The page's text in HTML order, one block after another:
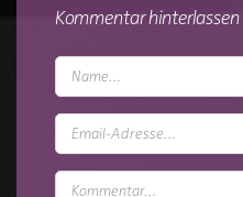
Kommentar hinterlassen